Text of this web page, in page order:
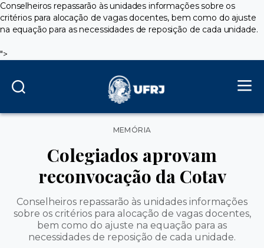
Conselheiros repassarão às unidades informações sobre os
critérios para alocação de vagas docentes, bem como do ajuste
na equação para as necessidades de reposição de cada unidade.
">
Categorias
MEMÓRIA
Colegiados aprovam
reconvocação da Cotav
Conselheiros repassarão às unidades informações
sobre os critérios para alocação de vagas docentes,
bem como do ajuste na equação para as
necessidades de reposição de cada unidade.